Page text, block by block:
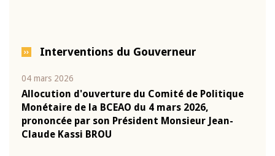
Interventions du Gouverneur
04 mars 2026
Allocution d'ouverture du Comité de Politique
Monétaire de la BCEAO du 4 mars 2026,
prononcée par son Président Monsieur Jean-
Claude Kassi BROU